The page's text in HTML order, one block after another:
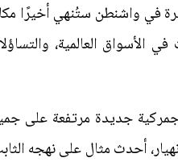
في واشنطن ستُنهي أخيرًا
الأسواق العالمية،
جديدة مرتفعة على
أحدث مثال على نهجه